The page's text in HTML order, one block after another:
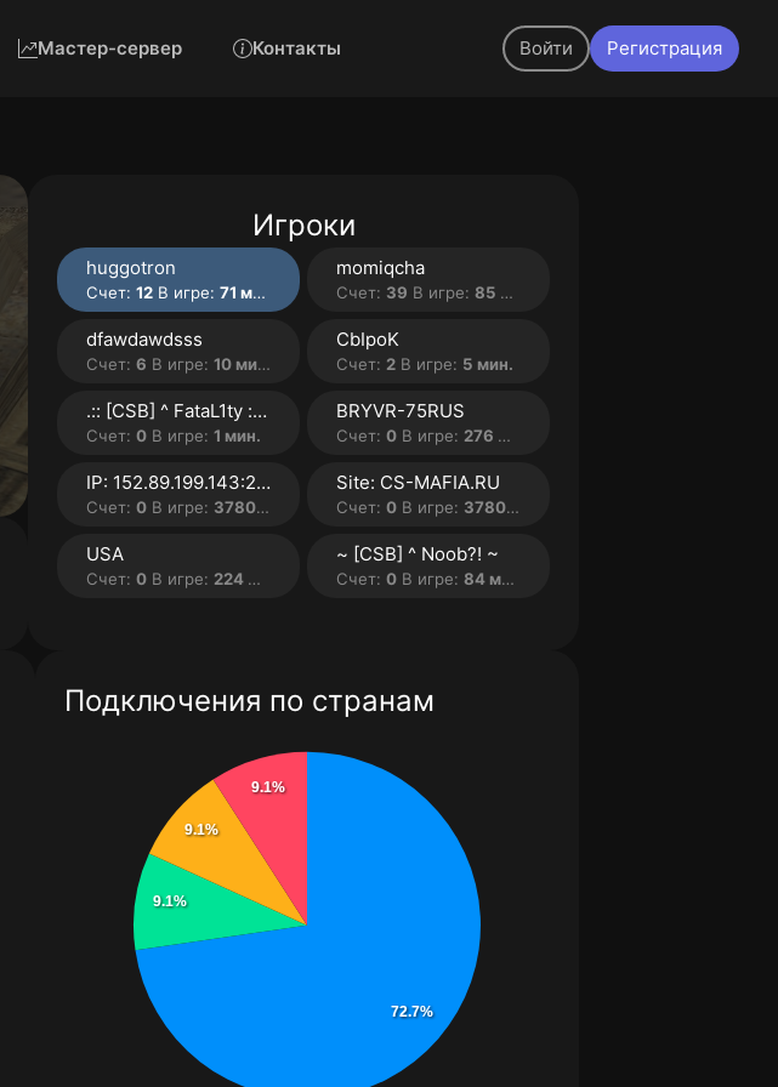
Мастер-сервер Контакты Войти Регистрация
Игроки
huggotron
Счет: 12 В игре: 71 мин.
momiqcha
Счет: 39 В игре: 85 мин.
dfawdawdsss
Счет: 6 В игре: 10 мин.
CbIpoK
Счет: 2 В игре: 5 мин.
.:: [CSB] ^ FataL1ty ::...
Счет: 0 В игре: 1 мин.
BRYVR-75RUS
Счет: 0 В игре: 276 мин.
IP: 152.89.199.143:2701...
Счет: 0 В игре: 3780 мин.
Site: CS-MAFIA.RU
Счет: 0 В игре: 3780 мин.
USA
Счет: 0 В игре: 224 мин.
~ [CSB] ^ Noob?! ~
Счет: 0 В игре: 84 мин.
Подключения по странам
72.7%
9.1%
9.1%
9.1%